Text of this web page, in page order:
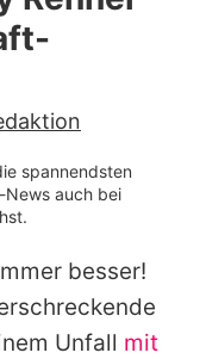
spannendsten
News auch bei
besser!
Unfall mit